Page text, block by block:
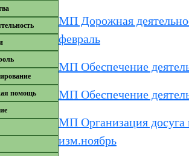
помощь
МП Дорожная
февраль
МП Обеспечение
МП Обеспечение
МП Организация досуга
изм.ноябрь